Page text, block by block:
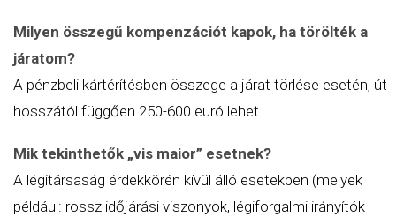
Milyen összegű kompenzációt kapok, ha törölték a
járatom?
A pénzbeli kártérítésben összege a járat törlése esetén, út
hosszától függően 250-600 euró lehet.
Mik tekinthetők „vis maior” esetnek?
A légitársaság érdekkörén kívül álló esetekben (melyek
például: rossz időjárási viszonyok, légiforgalmi irányítók